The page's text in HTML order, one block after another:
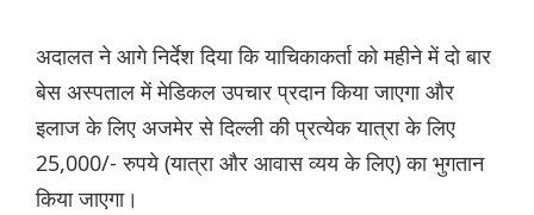
अदालत ने आगे निर्देश दिया कि याचिकाकर्ता को महीने में दो बार
बेस अस्पताल में मेडिकल उपचार प्रदान किया जाएगा और
इलाज के लिए अजमेर से दिल्ली की प्रत्येक यात्रा के लिए
25,000/- रुपये (यात्रा और आवास व्यय के लिए) का भुगतान
किया जाएगा।